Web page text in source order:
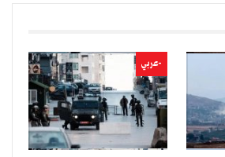
-عربي